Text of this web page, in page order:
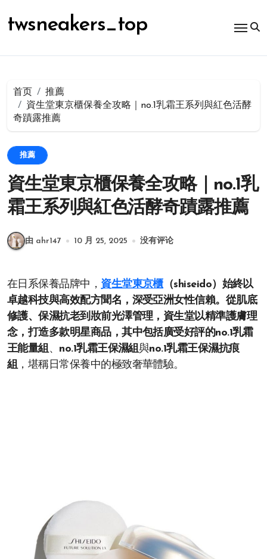
容
twsneakers_top
首页
推薦
資生堂東京櫃保養全攻略｜no.1乳霜王系列與紅色活酵
奇蹟露推薦
推薦
資生堂東京櫃保養全攻略｜no.1乳
霜王系列與紅色活酵奇蹟露推薦
由 ahr147 10 月 25, 2025 没有评论
在日系保養品牌中， 資生堂東京櫃（shiseido）始終以
卓越科技與高效配方聞名，深受亞洲女性信賴。從肌底
修護、保濕抗老到妝前光澤管理，資生堂以精準護膚理
念，打造多款明星商品，其中包括廣受好評的no.1乳霜
王能量組、 no.1乳霜王保濕組與no.1乳霜王保濕抗痕
組，堪稱日常保養中的極致奢華體驗。